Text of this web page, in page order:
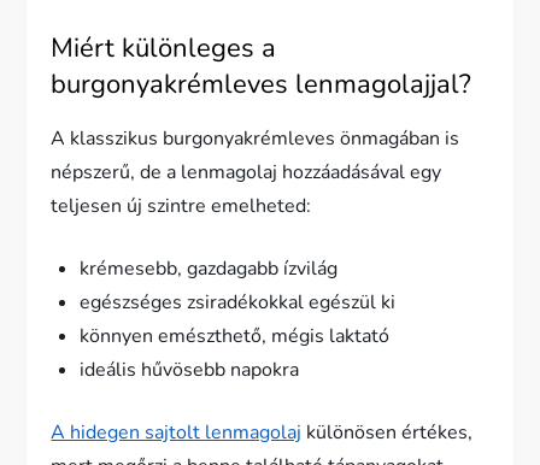
Miért különleges a
burgonyakrémleves lenmagolajjal?
A klasszikus burgonyakrémleves önmagában is
népszerű, de a lenmagolaj hozzáadásával egy
teljesen új szintre emelheted:
krémesebb, gazdagabb ízvilág
egészséges zsiradékokkal egészül ki
könnyen emészthető, mégis laktató
ideális hűvösebb napokra
A hidegen sajtolt lenmagolaj különösen értékes,